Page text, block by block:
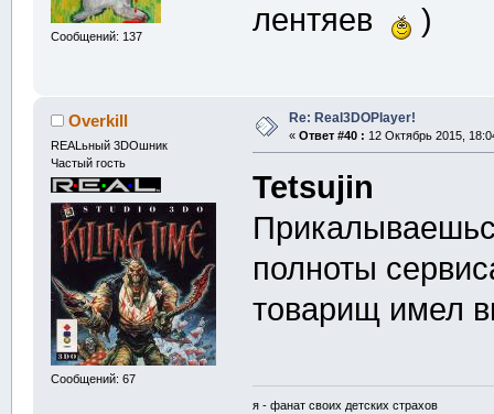
Сообщений: 137
лентяев
)
Overkill
REALьный 3DOшник
Частый гость
Сообщений: 67
Re: Real3DOPlayer!
« Ответ #40 : 12 Октябрь 2015,
Tetsujin
полноты
товарищ имел
я - фанат своих детских страхов